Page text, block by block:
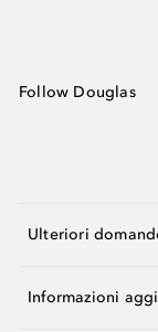
Follow Douglas
Ulteriori
Informazioni